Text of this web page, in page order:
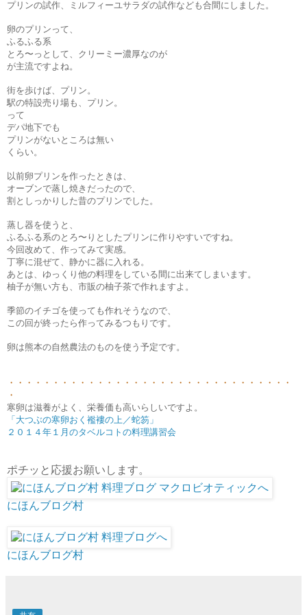
プリンの試作、ミルフィーユサラダの試作なども合間にしました。
卵のプリンって、
ふるふる系
とろ〜っとして、クリーミー濃厚なのが
が主流ですよね。
街を歩けば、プリン。
駅の特設売り場も、プリン。
って
デパ地下でも
プリンがないところは無い
くらい。
以前卵プリンを作ったときは、
オーブンで蒸し焼きだったので、
割としっかりした昔のプリンでした。
蒸し器を使うと、
ふるふる系のとろ〜りとしたプリンに作りやすいですね。
今回改めて、作ってみて実感。
丁寧に混ぜて、静かに器に入れる。
あとは、ゆっくり他の料理をしている間に出来てしまいます。
柚子が無い方も、市販の柚子茶で作れますよ。
季節のイチゴを使っても作れそうなので、
この回が終ったら作ってみるつもりです。
卵は熊本の自然農法のものを使う予定です。
・・・・・・・・・・・・・・・・・・・・・・・・・・・・・・・・
・
寒卵は滋養がよく、栄養価も高いらしいですよ。
「大つぶの寒卵おく襤褸の上／蛇笏」
２０１４年１月のタベルコトの料理講習会
ポチッと応援お願いします。
にほんブログ村
にほんブログ村